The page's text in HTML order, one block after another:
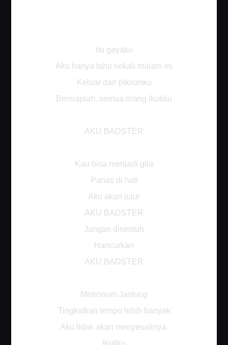
itu gayaku
Aku hanya tahu sekali malam ini
Keluar dari pikiranku
Bersiaplah, semua orang ikutiku
AKU BADSTER
Kau bisa menjadi gila
Panas di hati
Aku akan jujur
AKU BADSTER
Jangan disentuh
Hancurkan
AKU BADSTER
Metronom Jantung
Tingkatkan tempo lebih banyak
Aku tidak akan menyesalinya.